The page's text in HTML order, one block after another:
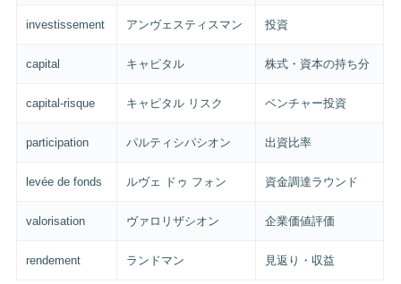
investissement アンヴェスティスマン 投資
capital キャピタル 株式・資本の持ち分
capital-risque キャピタル リスク ベンチャー投資
participation パルティシパシオン 出資比率
levée de fonds ルヴェ ドゥ フォン 資金調達ラウンド
valorisation ヴァロリザシオン 企業価値評価
rendement ランドマン 見返り・収益